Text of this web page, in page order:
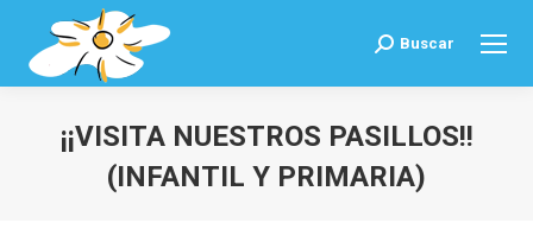
Buscar:
Buscar
¡¡VISITA NUESTROS PASILLOS!!
(INFANTIL Y PRIMARIA)